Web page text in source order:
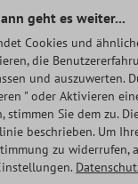
geht es weiter...
Cookies und
die
und auszuwerten.
" oder Aktivieren
stimmen Sie dem zu.
beschrieben. Um
zu widerrufen,